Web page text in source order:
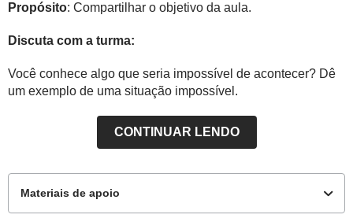
Propósito: Compartilhar o objetivo da aula.
Discuta com a turma:
Você conhece algo que seria impossível de acontecer? Dê
um exemplo de uma situação impossível.
CONTINUAR LENDO
Materiais de apoio